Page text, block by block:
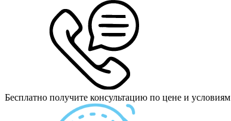
Бесплатно получите консультацию по цене и условиям